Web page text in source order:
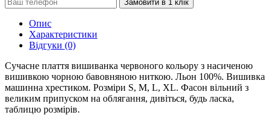
Замовити в 1 клік
Опис
Характеристики
Відгуки (0)
Сучасне плаття вишиванка червоного кольору з насиченою
вишивкою чорною бавовняною ниткою. Льон 100%. Вишивка
машинна хрестиком. Розміри S, M, L, XL. Фасон вільний з
великим припуском на облягання, дивіться, будь ласка,
таблицю розмірів.